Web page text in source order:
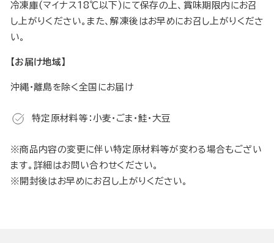
冷凍庫(マイナス18℃以下)にて保存の上、賞味期限内にお召
し上がりください。また、解凍後はお早めにお召し上がりくださ
い。
【お届け地域】
沖縄・離島を除く全国にお届け
特定原材料等：小麦・ごま・鮭・大豆
※商品内容の変更に伴い特定原材料等が変わる場合もござい
ます。詳細はお問い合わせください。
※開封後はお早めにお召し上がりください。